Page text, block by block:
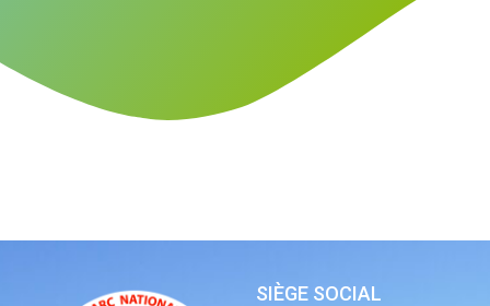
SIÈGE SOCIAL